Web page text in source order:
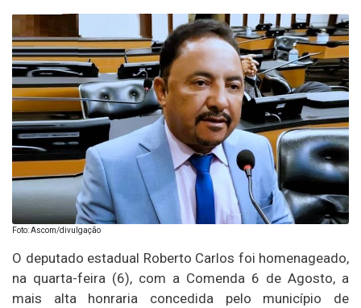
Foto: Ascom/divulgação
O deputado estadual Roberto Carlos foi homenageado,
na quarta-feira (6), com a Comenda 6 de Agosto, a
mais alta honraria concedida pelo município de